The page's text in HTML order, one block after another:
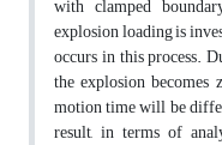
with clamped
explosion loading is
occurs in this process.
the explosion becomes
motion time will be
result, in terms of